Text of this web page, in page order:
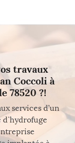
travaux
Coccoli à
78520 ?!
services d’un
d`hydrofuge